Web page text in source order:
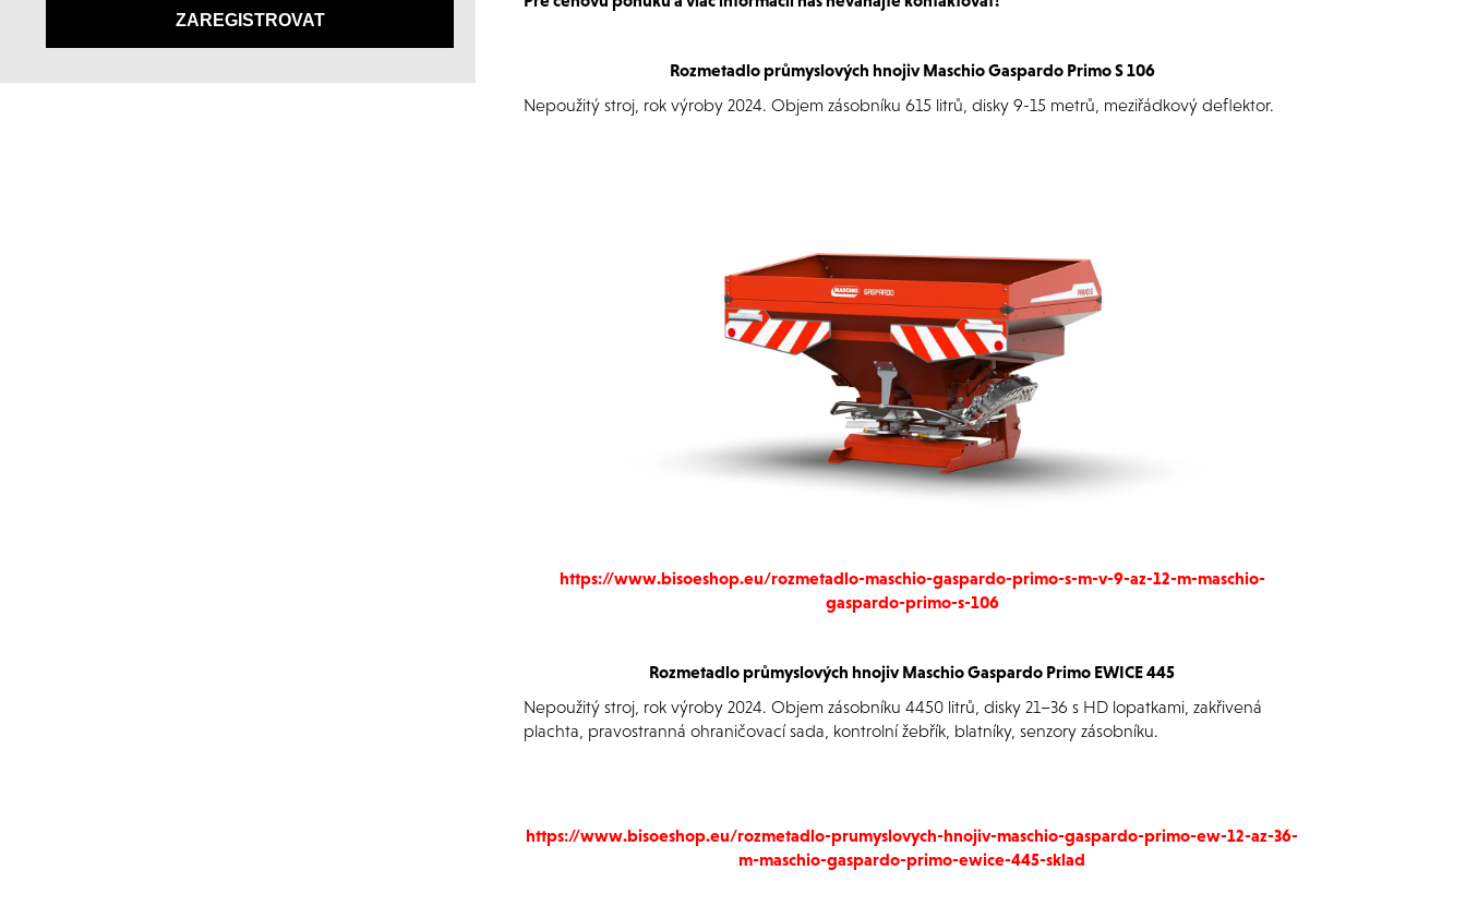
Rozmetadlo průmyslových hnojiv Maschio Gaspardo Primo S 106
Nepoužitý stroj, rok výroby 2024. Objem zásobníku 615 litrů, disky 9-15 metrů, meziřádkový deflektor.
https://www.bisoeshop.eu/rozmetadlo-maschio-gaspardo-primo-s-m-v-9-az-12-m-maschio-
gaspardo-primo-s-106
Rozmetadlo průmyslových hnojiv Maschio Gaspardo Primo EWICE 445
Nepoužitý stroj, rok výroby 2024. Objem zásobníku 4450 litrů, disky 21–36 s HD lopatkami, zakřivená
plachta, pravostranná ohraničovací sada, kontrolní žebřík, blatníky, senzory zásobníku.
https://www.bisoeshop.eu/rozmetadlo-prumyslovych-hnojiv-maschio-gaspardo-primo-ew-12-az-36-
m-maschio-gaspardo-primo-ewice-445-sklad